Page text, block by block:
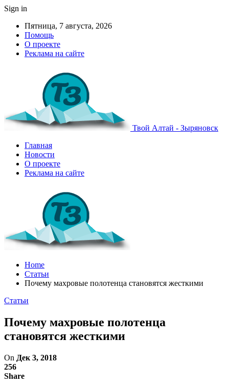
Sign in
Пятница, 7 августа, 2026
Помощь
О проекте
Реклама на сайте
Твой Алтай - Зыряновск
Главная
Новости
О проекте
Реклама на сайте
Home
Статьи
Почему махровые полотенца становятся жесткими
Статьи
Почему махровые полотенца
становятся жесткими
On Дек 3, 2018
256
Share